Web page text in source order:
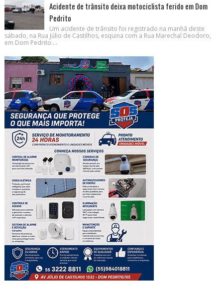
Acidente de trânsito deixa motociclista ferido em Dom
Pedrito
Um acidente de trânsito foi registrado na manhã deste
sábado, na Rua Júlio de Castilhos, esquina com a Rua Marechal Deodoro,
em Dom Pedrito....